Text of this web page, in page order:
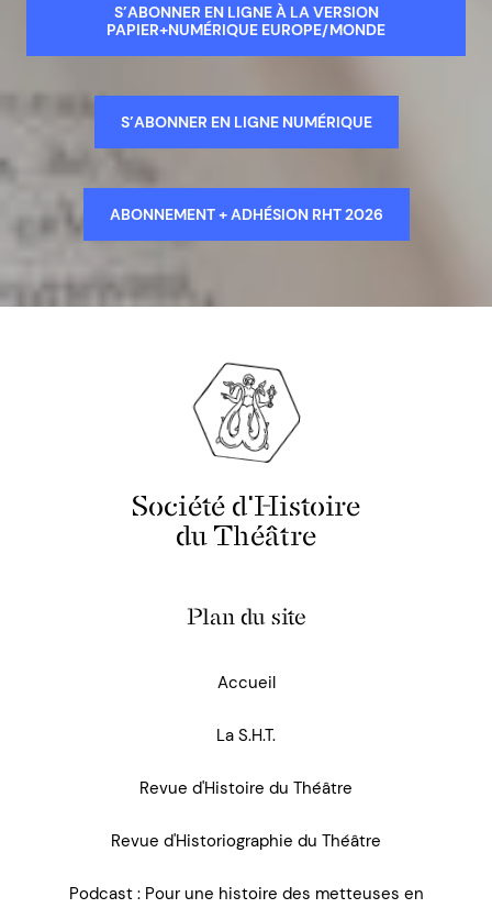
S’ABONNER EN LIGNE À LA VERSION
PAPIER+NUMÉRIQUE EUROPE/MONDE
S’ABONNER EN LIGNE NUMÉRIQUE
ABONNEMENT + ADHÉSION RHT 2026
Société d'Histoire
du Théâtre
Plan du site
Accueil
La S.H.T.
Revue d'Histoire du Théâtre
Revue d'Historiographie du Théâtre
Podcast : Pour une histoire des metteuses en